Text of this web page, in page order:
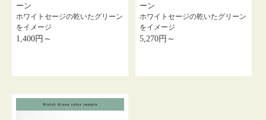
ーン
ホワイトセージの乾いたグリーン
をイメージ
1,400円～
ーン
ホワイトセージの乾いたグリーン
をイメージ
5,270円～